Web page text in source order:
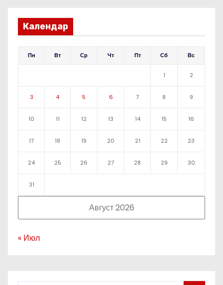
Календар
Август 2026
Пн Вт Ср Чт Пт Сб Вс
1 2
3 4 5 6 7 8 9
10 11 12 13 14 15 16
17 18 19 20 21 22 23
24 25 26 27 28 29 30
31
« Июл